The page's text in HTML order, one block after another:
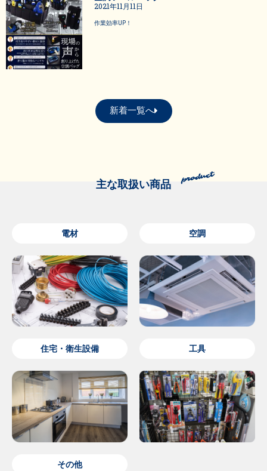
2021年11月11日
作業効率UP！
新着一覧へ
主な取扱い商品
電材 空調
住宅・衛生設備 工具
その他